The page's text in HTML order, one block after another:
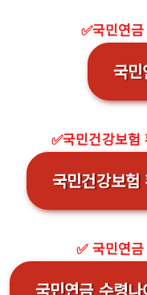
✅국민연
국
✅국민건강보
국민건강보
✅ 국민연
국민연금 수령